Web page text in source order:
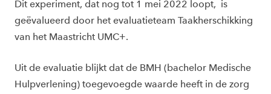
Dit experiment, dat nog tot 1 mei 2022 loopt, is
geëvalueerd door het evaluatieteam Taakherschikking
van het Maastricht UMC+.
Uit de evaluatie blijkt dat de BMH (bachelor Medische
Hulpverlening) toegevoegde waarde heeft in de zorg